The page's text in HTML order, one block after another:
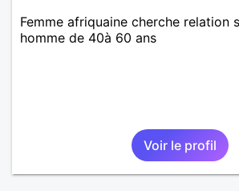
Femme afriquaine cherche relation
homme de 40à 60 ans
Voir le profil